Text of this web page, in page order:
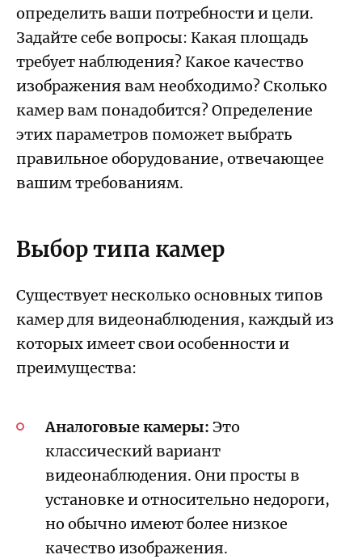
определить ваши потребности и цели.
Задайте себе вопросы: Какая площадь
требует наблюдения? Какое качество
изображения вам необходимо? Сколько
камер вам понадобится? Определение
этих параметров поможет выбрать
правильное оборудование, отвечающее
вашим требованиям.
Выбор типа камер
Существует несколько основных типов
камер для видеонаблюдения, каждый из
которых имеет свои особенности и
преимущества:
Аналоговые камеры: Это
классический вариант
видеонаблюдения. Они просты в
установке и относительно недороги,
но обычно имеют более низкое
качество изображения.